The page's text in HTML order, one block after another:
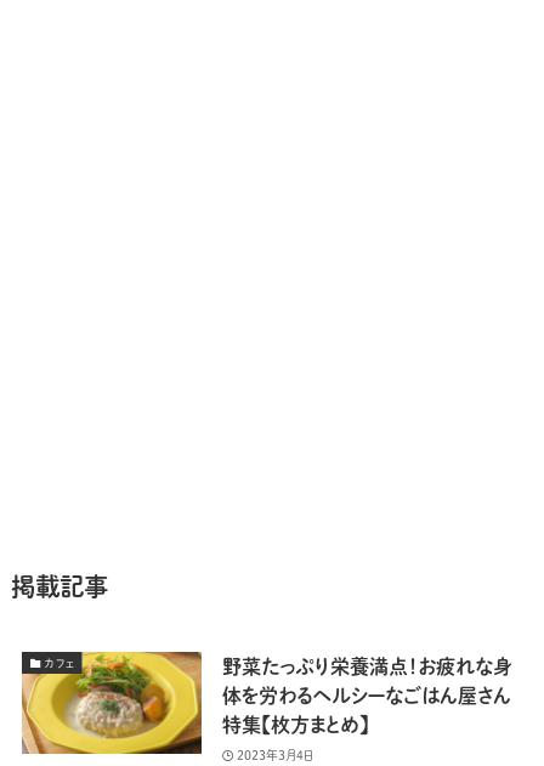
掲載記事
カフェ
野菜たっぷり栄養満点！お疲れな身
体を労わるヘルシーなごはん屋さん
特集【枚方まとめ】
2023年3月4日